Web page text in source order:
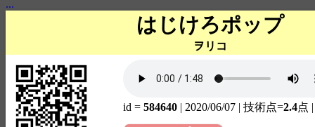
...
はじけろポップ
ヲリコ
id = 584640 | 2020/06/07 | 技術点=2.4点